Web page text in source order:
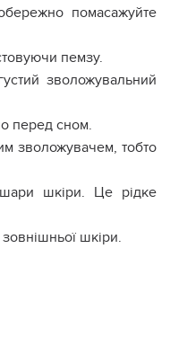
помасажуйте
пемзу.
зволожувальний
перед сном.
зволожувачем, тобто
шари шкіри. Це рідке
шкіри.